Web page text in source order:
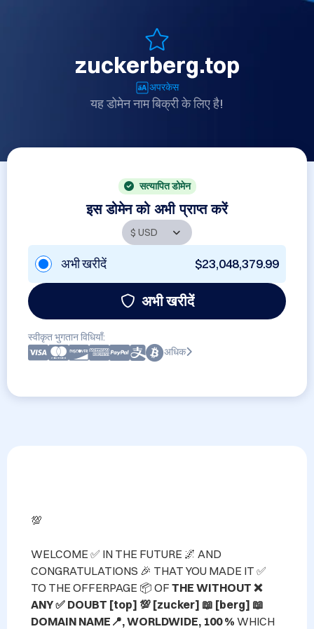
zuckerberg.top
अपरकेस
यह डोमेन नाम बिक्री के लिए है!
सत्यापित डोमेन
इस डोमेन को अभी प्राप्त करें
अभी खरीदें $23,048,379.99
अभी खरीदें
स्वीकृत भुगतान विधियाँ:
अधिक
💯
WELCOME ✅ IN THE FUTURE 🌌 AND
CONGRATULATIONS 🎉 THAT YOU MADE IT ✅
TO THE OFFERPAGE 📦 OF THE WITHOUT ❌
ANY ✅ DOUBT [top] 💯 [zucker] 📖 [berg] 📖
DOMAIN NAME📍, WORLDWIDE, 100 % WHICH